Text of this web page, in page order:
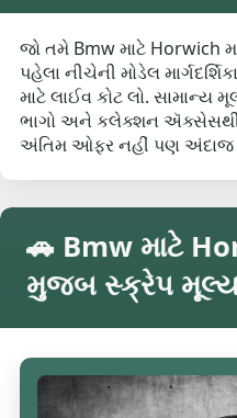
જો તમે Bmw માટે Horwich
પહેલા નીચેની મોડેલ
માટે લાઈવ કોટ લો. સામાન્ય
ભાગો અને કલેક્શન
અંતિમ ઓફર નહીં પણ અંદાજ
🚗 Bmw માટે
મુજબ સ્ક્રેપ